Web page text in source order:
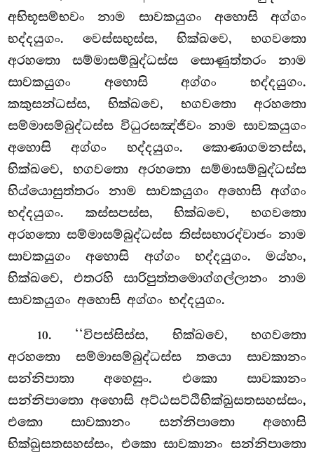
අභිභූසම්භවං නාම සාවකයුගං අහොසි අග්ගං
භද්දයුගං. වෙස්සභුස්ස, භික්ඛවෙ, භගවතො
අරහතො සම්මාසම්බුද්ධස්ස සොණුත්තරං නාම
සාවකයුගං අහොසි අග්ගං භද්දයුගං.
කකුසන්ධස්ස, භික්ඛවෙ, භගවතො අරහතො
සම්මාසම්බුද්ධස්ස විධුරසඤ්ජීවං නාම සාවකයුගං
අහොසි අග්ගං භද්දයුගං. කොණාගමනස්ස,
භික්ඛවෙ, භගවතො අරහතො සම්මාසම්බුද්ධස්ස
භිය්යොසුත්තරං නාම සාවකයුගං අහොසි අග්ගං
භද්දයුගං. කස්සපස්ස, භික්ඛවෙ, භගවතො
අරහතො සම්මාසම්බුද්ධස්ස තිස්සභාරද්වාජං නාම
සාවකයුගං අහොසි අග්ගං භද්දයුගං. මය්හං,
භික්ඛවෙ, එතරහි සාරිපුත්තමොග්ගල්ලානං නාම
සාවකයුගං අහොසි අග්ගං භද්දයුගං.
10. ‘‘විපස්සිස්ස, භික්ඛවෙ, භගවතො
අරහතො සම්මාසම්බුද්ධස්ස තයො සාවකානං
සන්නිපාතා අහෙසුං. එකො සාවකානං
සන්නිපාතො අහොසි අට්ඨසට්ඨිභික්ඛුසතසහස්සං,
එකොසාවකානං සන්නිපාතො අහොසි
භික්ඛුසතසහස්සං, එකො සාවකානං සන්නිපාතො